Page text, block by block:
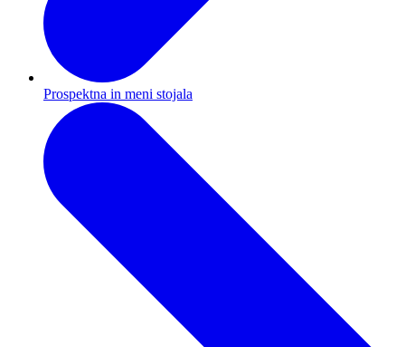
Prospektna in meni stojala